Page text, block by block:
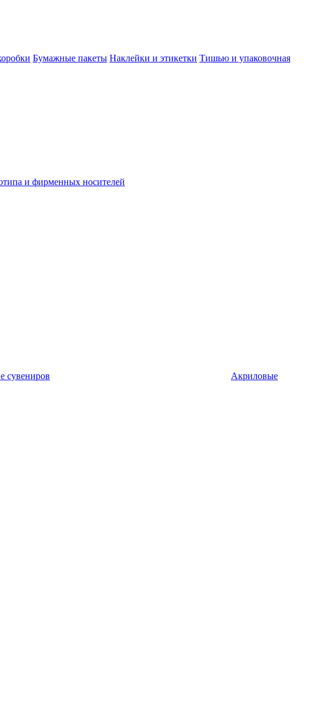
Бумажные пакеты Наклейки и этикетки Тишью и упаковочная
и фирменных носителей
сувениров
Акриловые